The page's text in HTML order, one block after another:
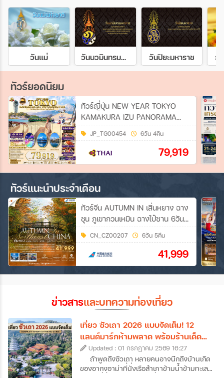
วันแม่ วันนวมินทรมหาราช วันปิยะมหาราช วั
ทัวร์ยอดนิยม
ทัวร์ญี่ปุ่น NEW YEAR TOKYO
KAMAKURA IZU PANORAMA
FUJI 6วัน 4คืน (TG)
JP_TG00454 6วัน 4คืน
79,919
ทัวร์แนะนำประจำเดือน
ทัวร์จีน AUTUMN IN เสิ่นหยาง ฉาง
ชุน ภูเขากวนเหมิน ฉางไป๋ซาน 6วัน
5คืน (CZ)
CN_CZ00207 6วัน 5คืน
41,999
ข่าวสารและบทความท่องเที่ยว
เที่ยว ซัวเถา 2026 แบบจัดเต็ม! 12
แลนด์มาร์กห้ามพลาด พร้อมร้านเด็ด
และที่พักดัง
Updated : 01 กรกฎาคม 2569 16:27
ถ้าพูดถึงซัวเถา หลายคนอาจนึกถึงบ้านเกิด
ของอากงอาม่าที่นั่งเรือสำเภาข้ามน้ำข้ามทะเล